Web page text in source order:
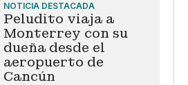
NOTICIA DESTACADA
Peludito viaja a
Monterrey con su
dueña desde el
aeropuerto de
Cancún